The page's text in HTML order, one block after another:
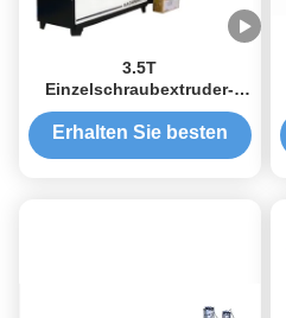
3.5T
Einzelschraubextruder-
PET-Streifen-
Extrusionsmaschine mit 3
Erhalten Sie besten